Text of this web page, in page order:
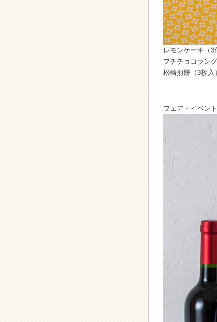
レモンケーキ（
プチチョコラン
松崎煎餅（3枚入
フェア・イベン